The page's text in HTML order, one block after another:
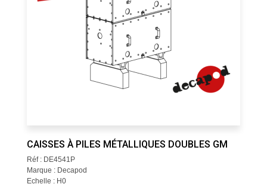
CAISSES À PILES MÉTALLIQUES DOUBLES GM
Réf : DE4541P
Marque : Decapod
Echelle : H0